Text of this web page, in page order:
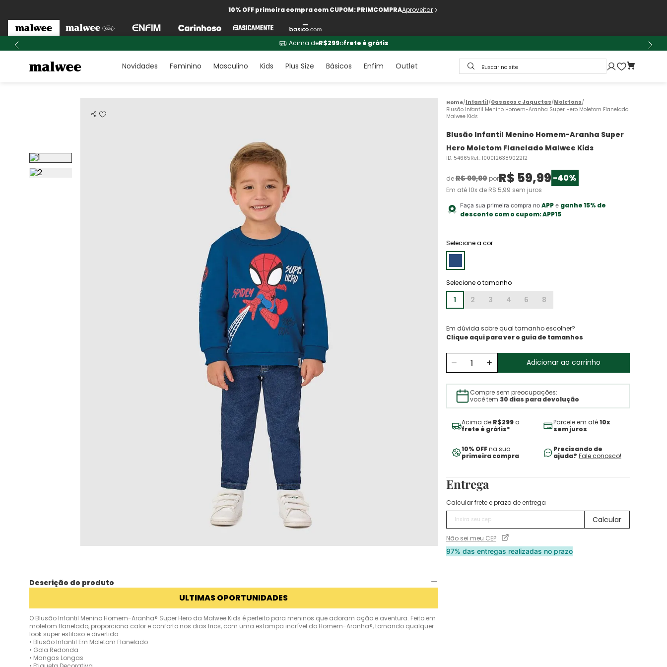
10% OFF primeira compra com CUPOM: PRIMCOMPRAAproveitar
Acima deR$299ofrete é grátis
Novidades Feminino Masculino Kids Plus Size Básicos Enfim Outlet Buscar no site
Descrição do produto
ULTIMAS OPORTUNIDADES
O Blusão Infantil Menino Homem-Aranha® Super Hero da Malwee Kids é perfeito para meninos que adoram ação e aventura. Feito em
moletom flanelado, proporciona calor e conforto nos dias frios, com uma estampa incrível do Homem-Aranha®, tornando qualquer
look super estiloso e divertido.
• Blusão Infantil Em Moletom Flanelado
• Gola Redonda
• Mangas Longas
Infantil Casacos e Jaquetas Moletons
Blusão Infantil Menino Homem-Aranha Super Hero Moletom Flanelado
Malwee Kids
Blusão Infantil Menino Homem-Aranha Super
Hero Moletom Flanelado Malwee Kids
ID: 54665Ref.: 100012638902212
deR$99,90porR$ 59,99 -40%
Em até10x de R$ 5,99 sem juros
Faça sua primeira compra no APPe ganhe 15% de
desconto com o cupom:APP15
Selecione a cor
1 2 3 4 6 8
Em dúvida sobre qual tamanho escolher?
Clique aqui para ver o guia de tamanhos
Adicionar ao carrinho
Compre sem preocupações:
você tem 30 dias para devolução
Acima de R$299o
frete é grátis*
Parcele em até10x
sem juros
10% OFFna sua
primeira compra
Precisando de
ajuda? Fale conosco!
Entrega
Calcular frete e prazo de entrega
Não sei meu CEP
97% das entregas realizadas no prazo